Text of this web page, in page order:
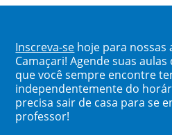
Inscreva-se hoje para nossas
Camaçari! Agende suas
que você sempre encontre
independentemente do
precisa sair de casa para se
professor!